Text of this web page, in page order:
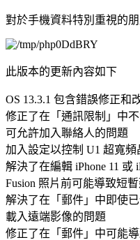
對於手機資料特別重視的
此版本的更新內容如下
OS 13.3.1 包含錯誤修正和
修正了在「通訊限制」中
可允許加入聯絡人的問題
加入設定以控制 U1 超寬
解決了在編輯 iPhone 11 或
Fusion 照片前可能導致短
解決了在「郵件」中即使
載入遠端影像的問題
修正了在「郵件」中可能